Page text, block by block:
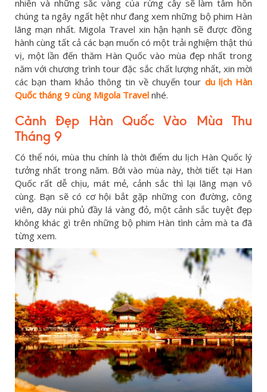
nhiên và những sắc vàng của rừng cây sẽ làm tâm hồn
chúng ta ngây ngất hệt như đang xem những bộ phim Hàn
lãng mạn nhất. Migola Travel xin hận hạnh sẽ được đồng
hành cùng tất cả các bạn muốn có một trải nghiệm thật thú
vị, một lần đến thăm Hàn Quốc vào mùa đẹp nhất trong
năm với chương trình tour đặc sắc chất lượng nhất, xin mời
các bạn tham khảo thông tin về chuyến tour du lịch Hàn
Quốc tháng 9 cùng Migola Travel nhé.
Cảnh Đẹp Hàn Quốc Vào Mùa Thu
Tháng 9
Có thể nói, mùa thu chính là thời điểm du lịch Hàn Quốc lý
tưởng nhất trong năm. Bởi vào mùa này, thời tiết tại Han
Quốc rất dễ chịu, mát mẻ, cảnh sắc thì lại lãng mạn vô
cùng. Bạn sẽ có cơ hội bắt gặp những con đường, công
viên, dãy núi phủ đầy lá vàng đỏ, một cảnh sắc tuyệt đẹp
không khác gì trên những bộ phim Hàn tình cảm mà ta đã
từng xem.